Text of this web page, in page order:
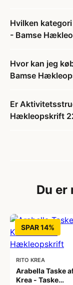
Hvilken
- Bamse
Hvor kan jeg
Bamse
Er
Hækleopskrift
Du er
SPAR 14%
RITO KREA
Arabella Taske
Krea - Taske